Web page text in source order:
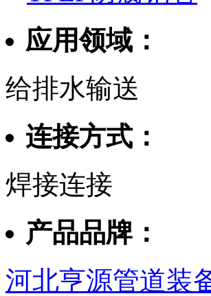
应用领域：
给排水输送
连接方式：
焊接连接
产品品牌：
河北亨源管道装